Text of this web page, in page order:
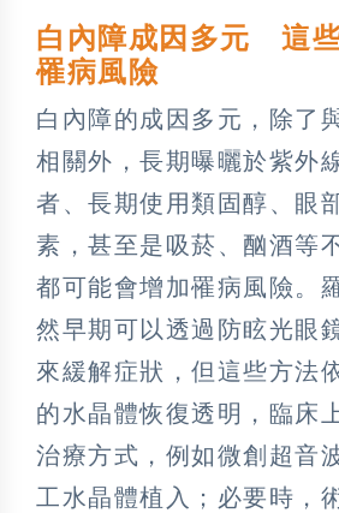
白內障成因多元 這
罹病風險
白內障的成因多元，除了
相關外，長期曝曬於紫外
者、長期使用類固醇、眼
素，甚至是吸菸、酗酒等
都可能會增加罹病風險。
然早期可以透過防眩光眼
來緩解症狀，但這些方法
的水晶體恢復透明，臨床
治療方式，例如微創超音
工水晶體植入；必要時，